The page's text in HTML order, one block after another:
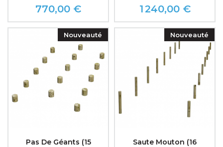
Prix
770,00 € Prix
1 240,00 €
Nouveauté
Pas De Géants (15
Nouveauté
Saute Mouton (16